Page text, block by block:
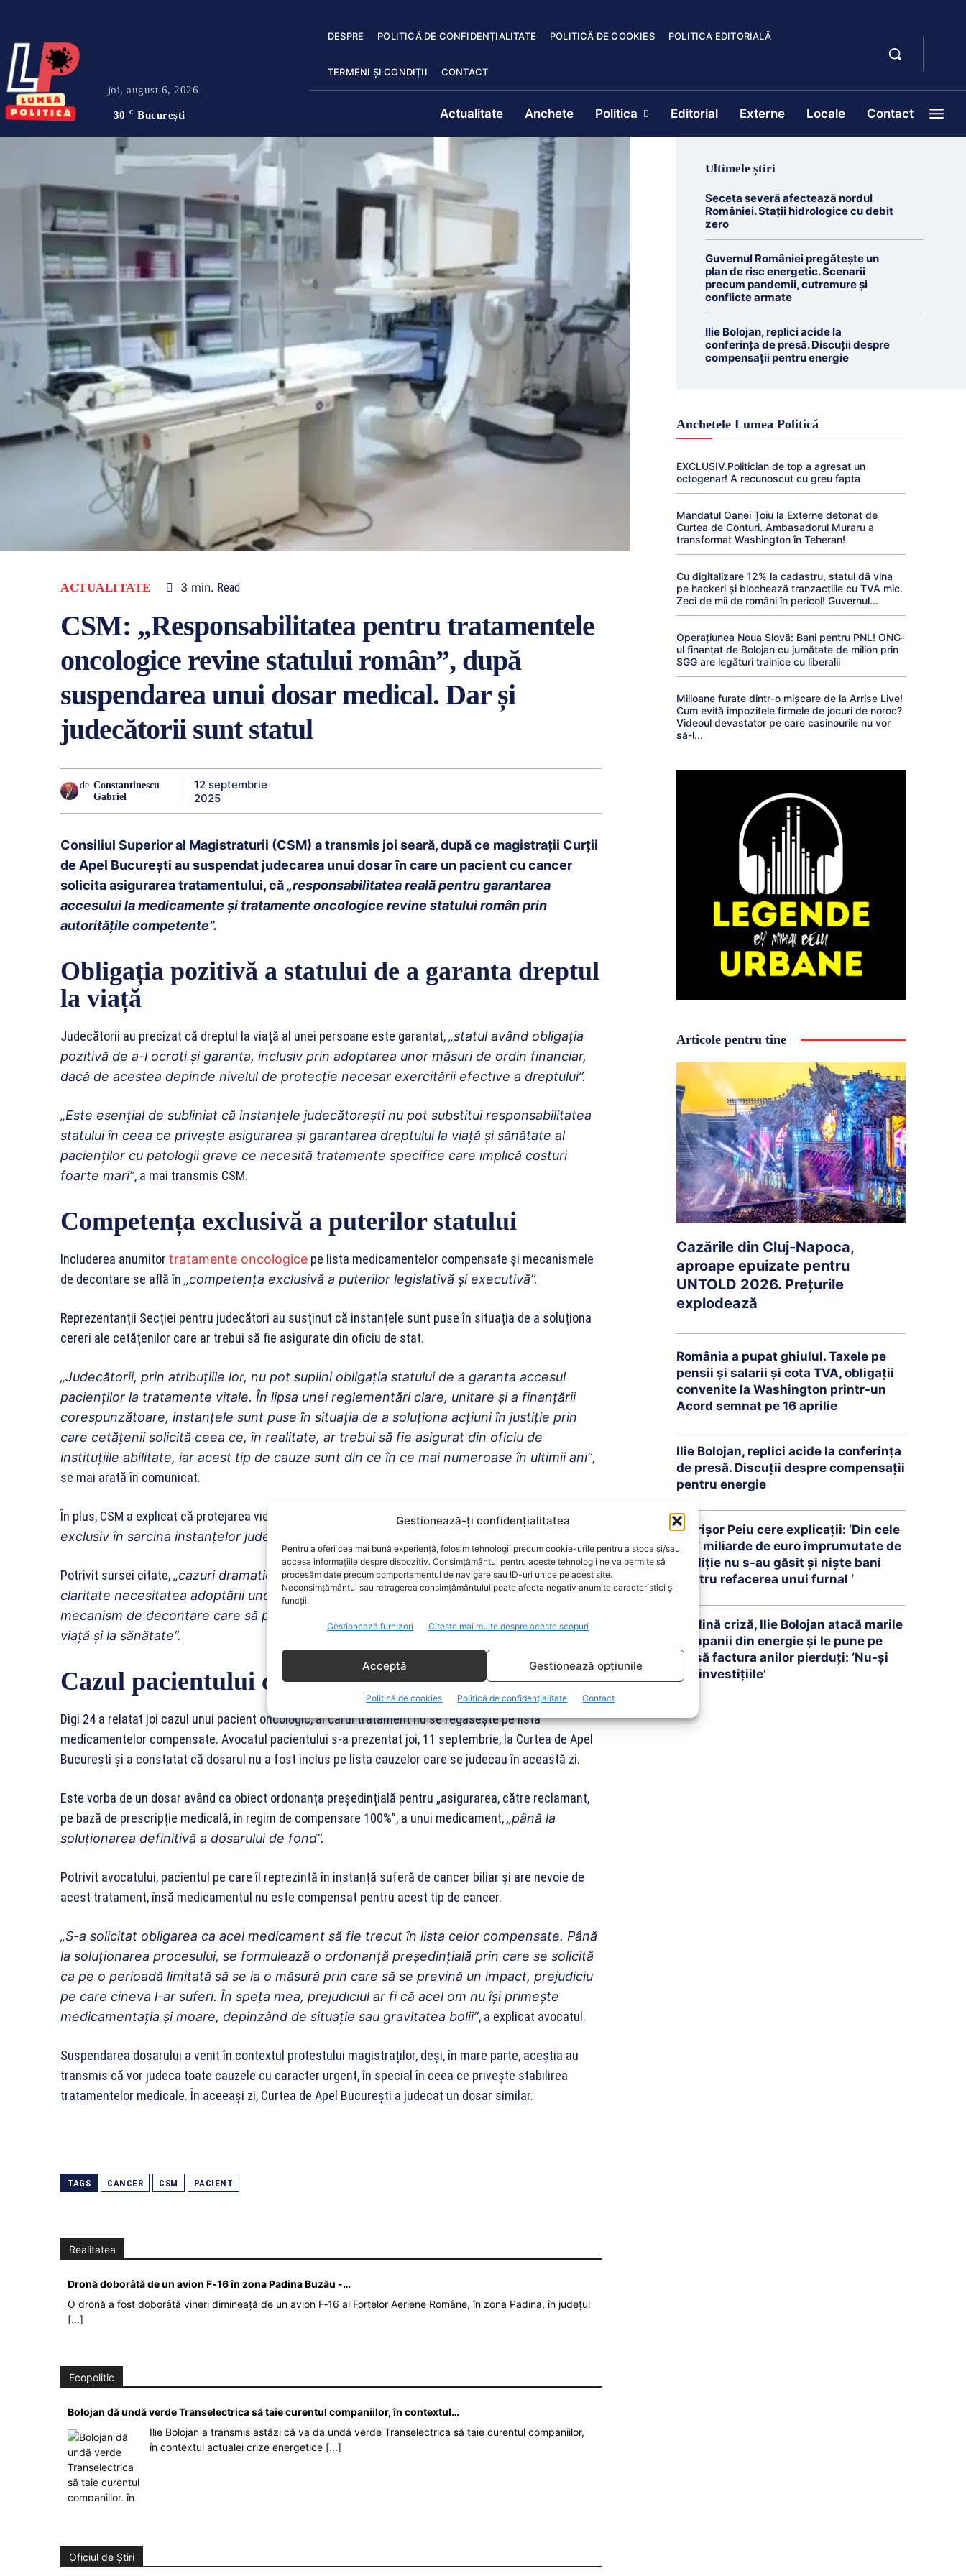
Gestionează-ți confidențialitatea
Pentru a oferi cea mai bună experiență, folosim tehnologii precum cookie-urile pentru a stoca și/sau
accesa informațiile despre dispozitiv. Consimțământul pentru aceste tehnologii ne va permite să
procesăm date precum comportamentul de navigare sau ID-uri unice pe acest site.
Neconsimțământul sau retragerea consimțământului poate afecta negativ anumite caracteristici și
funcții.
Gestionează furnizori Citește mai multe despre aceste scopuri
Acceptă Gestionează opțiunile
Politică de cookies Politică de confidențialitate Contact
joi, august 6, 2026
30 C București
DESPRE POLITICĂ DE CONFIDENȚIALITATE POLITICĂ DE COOKIES POLITICA EDITORIALĂ
TERMENI ȘI CONDIȚII CONTACT
Actualitate Anchete Politica Editorial Externe Locale Contact
ACTUALITATE 3 min. Read
CSM: „Responsabilitatea pentru tratamentele
oncologice revine statului român”, după
suspendarea unui dosar medical. Dar și
judecătorii sunt statul
de Constantinescu
Gabriel
12 septembrie
2025
Consiliul Superior al Magistraturii (CSM) a transmis joi seară, după ce magistrații Curții
de Apel București au suspendat judecarea unui dosar în care un pacient cu cancer
solicita asigurarea tratamentului, că„responsabilitatea reală pentru garantarea
accesului la medicamente și tratamente oncologice revine statului român prin
autoritățile competente”.
Obligația pozitivă a statului de a garanta dreptul
la viață
Judecătorii au precizat că dreptul la viață al unei persoane este garantat,„statul având obligația
pozitivă de a-l ocroti și garanta, inclusiv prin adoptarea unor măsuri de ordin financiar,
dacă de acestea depinde nivelul de protecție necesar exercităriiefective a dreptului”.
„Este esențial de subliniat că instanțele judecătorești nu pot substitui responsabilitatea
statului în ceea ce privește asigurarea și garantarea dreptului la viață și sănătate al
pacienților cu patologii grave ce necesită tratamente specifice care implică costuri
foarte mari”, a mai transmis CSM.
Competența exclusivă a puterilor statului
Includerea anumitor tratamente oncologice pe lista medicamentelor compensate și mecanismele
de decontare se află în „competența exclusivă a puterilor legislativă și executivă”.
Reprezentanții Secției pentru judecători au susținut că instanțele sunt puse în situația de a soluționa
cereri ale cetățenilor care ar trebui să fie asigurate din oficiu de stat.
„Judecătorii, prin atribuțiile lor, nu pot suplini obligația statului de a garanta accesul
pacienților la tratamente vitale. În lipsa unei reglementări clare, unitare și a finanțării
corespunzătoare, instanțele sunt puse în situația de a soluționa acțiuniîn justiție prin
care cetățenii solicită ceea ce, în realitate, ar trebui să fie asigurat din oficiu de
instituțiile abilitate, iar acest tip de cauze sunt din ce în ce mai numeroase în ultimii ani”,
se mai arată în comunicat.
În plus, CSM a explicat că protejarea vieții pacienților nu ar trebui să fie„o dispută juridică plasată
exclusiv în sarcina instanțelor judecătorești”.
Potrivit sursei citate,„cazuri dramatice, precum cel semnalat în mass media, arată cu
claritate necesitatea adoptării unor politici publice coerente, previzibile și a unui
mecanism de decontare care să prevină umilirea pacienților și să le garanteze drept
viață și la sănătate”.
Cazul pacientului cu cancer biliar
Digi 24 a relatat joi cazul unui pacient oncologic, al cărui tratament nu se regăsește pe lista
medicamentelor compensate. Avocatul pacientului s-a prezentat joi, 11 septembrie, la Curtea de Apel
București și a constatat că dosarul nu a fost inclus pe lista cauzelor care se judecau în această zi.
Este vorba de un dosar având ca obiect ordonanța președințială pentru „asigurarea, către reclamant,
pe bază de prescripție medicală, în regim de compensare 100%”, a unui medicament,„până la
soluționarea definitivă a dosarului de fond”.
Potrivit avocatului, pacientul pe care îl reprezintă în instanță suferă de cancer biliar și are nevoie de
acest tratament, însă medicamentul nu este compensat pentru acest tip de cancer.
„S-a solicitat obligarea ca acel medicament să fie trecut în lista celor compensate. Până
la soluționarea procesului, se formulează o ordonanță președințială prin care se solicită
ca pe o perioadă limitată să se ia o măsură prin care să se prevină un impact, prejudiciu
pe care cineva l-ar suferi. În speța mea, prejudiciul ar fi că acel om nu își primește
medicamentația și moare, depinzând de situație sau gravitatea bolii”, a explicat avocatul.
Suspendarea dosarului a venit în contextul protestului magistraților, deși, în mare parte, aceștia au
transmis că vor judeca toate cauzele cu caracter urgent, în special în ceea ce privește stabilirea
tratamentelor medicale. În aceeași zi, Curtea de Apel București a judecat un dosar similar.
TAGS CANCER CSM PACIENT
Realitatea
Dronă doborâtă de un avion F‑16 în zona Padina Buzău -…
O dronă a fost doborâtă vineri dimineață de un avion F‑16 al Forțelor Aeriene Române, în zona Padina, în județul
[...]
Ecopolitic
Bolojan dă undă verde Transelectrica să taie curentul companiilor, în contextul…
Ilie Bolojan a transmis astăzi că va da undă verde Transelectrica să taie curentul companiilor,
în contextul actualei crize energetice [...]
Oficiul de Știri
Ultimele știri
Seceta severă afectează nordul
României. Stații hidrologice cu debit
zero
Guvernul României pregătește un
plan de risc energetic. Scenarii
precum pandemii, cutremure și
conflicte armate
Ilie Bolojan, replici acide la
conferința de presă. Discuții despre
compensații pentru energie
Anchetele Lumea Politică
EXCLUSIV.Politician de top a agresat un
octogenar! A recunoscut cu greu fapta
Mandatul Oanei Țoiu la Externe detonat de
Curtea de Conturi. Ambasadorul Muraru a
transformat Washington în Teheran!
Cu digitalizare 12% la cadastru, statul dă vina
pe hackeri și blochează tranzacțiile cu TVA mic.
Zeci de mii de români în pericol! Guvernul...
Operațiunea Noua Slovă: Bani pentru PNL! ONG-
ul finanțat de Bolojan cu jumătate de milion prin
SGG are legături trainice cu liberalii
Milioane furate dintr-o mișcare de la Arrise Live!
Cum evită impozitele firmele de jocuri de noroc?
Videoul devastator pe care casinourile nu vor
să-l...
Articole pentru tine
Cazările din Cluj-Napoca,
aproape epuizate pentru
UNTOLD 2026. Prețurile
explodează
România a pupat ghiulul. Taxele pe
pensii și salarii și cota TVA, obligații
convenite la Washington printr-un
Acord semnat pe 16 aprilie
Ilie Bolojan, replici acide la conferința
de presă. Discuții despre compensații
pentru energie
Petrişor Peiu cere explicații: ‘Din cele
16,7 miliarde de euro împrumutate de
coaliţie nu s-au găsit şi nişte bani
pentru refacerea unui furnal ‘
În plină criză, Ilie Bolojan atacă marile
companii din energie și le pune pe
masă factura anilor pierduți: ‘Nu-și
fac investițiile’